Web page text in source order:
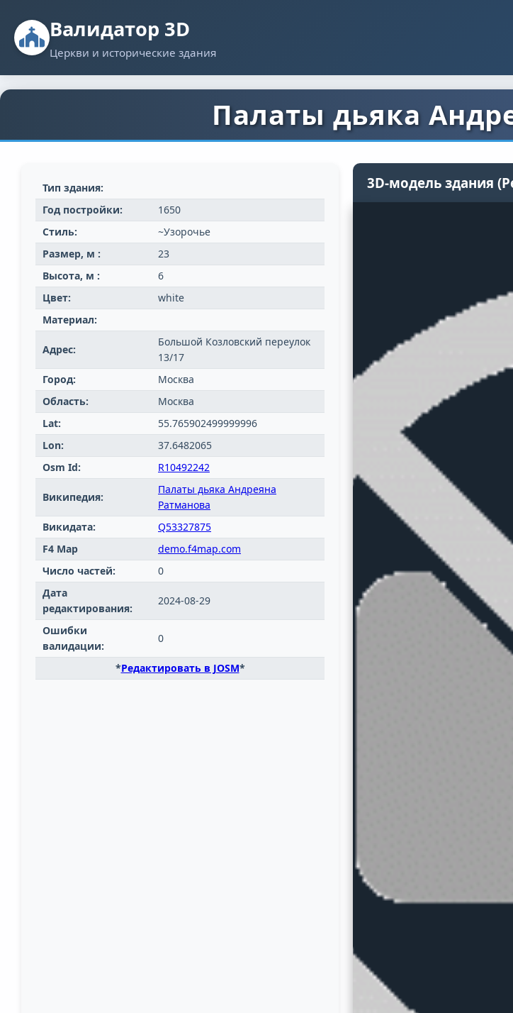
Валидатор 3D
Церкви и исторические здания
Палаты дьяка
Тип здания:
Год постройки:
1650
Стиль:
~Узорочье
Размер, м :
23
Высота, м :
6
Цвет:
white
Материал:
Адрес:
Большой Козловский переулок
13/17
Город:
Москва
Область:
Москва
Lat:
55.765902499999996
Lon:
37.6482065
Osm Id:
R10492242
Википедия:
Палаты дьяка Андреяна
Ратманова
Викидата:
Q53327875
F4 Map
demo.f4map.com
Число частей:
0
Дата
редактирования:
2024-08-29
Ошибки
валидации:
0
*Редактировать в JOSM*
3D-модель здания